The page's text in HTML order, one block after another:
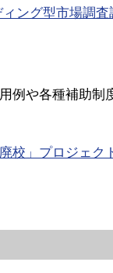
ィング型市場調
例や各種補助
校」プロジェク